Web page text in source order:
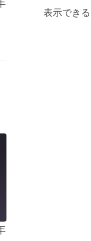
表示でき